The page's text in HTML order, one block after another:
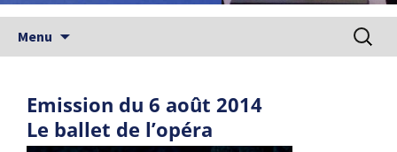
Menu
Emission du 6 août 2014
Le ballet de l’opéra